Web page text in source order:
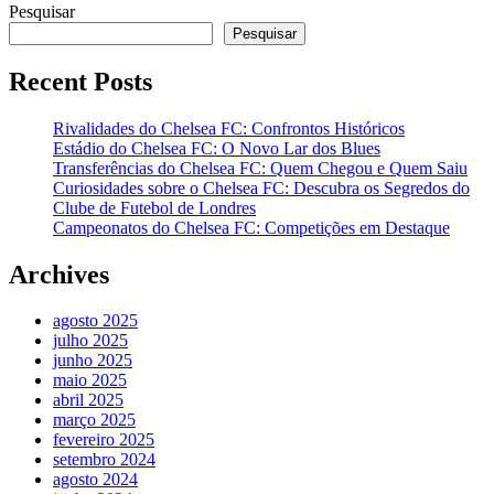
Pesquisar
Pesquisar
Recent Posts
Rivalidades do Chelsea FC: Confrontos Históricos
Estádio do Chelsea FC: O Novo Lar dos Blues
Transferências do Chelsea FC: Quem Chegou e Quem Saiu
Curiosidades sobre o Chelsea FC: Descubra os Segredos do
Clube de Futebol de Londres
Campeonatos do Chelsea FC: Competições em Destaque
Archives
agosto 2025
julho 2025
junho 2025
maio 2025
abril 2025
março 2025
fevereiro 2025
setembro 2024
agosto 2024